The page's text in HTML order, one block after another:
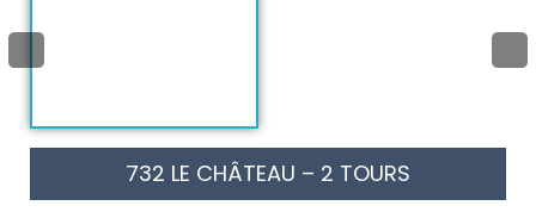
732 LE CHÂTEAU – 2 TOURS